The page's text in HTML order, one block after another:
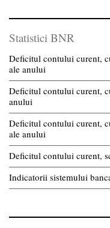
Statistici BNR
Deficitul contului curent,
ale anului
Deficitul contului curent,
anului
Deficitul contului curent,
ale anului
Deficitul contului curent,
Indicatorii sistemului